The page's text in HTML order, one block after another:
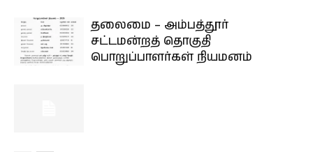
தலைமை – அம்பத்தூர்
சட்டமன்றத் தொகுதி
பொறுப்பாளர்கள் நியமனம்